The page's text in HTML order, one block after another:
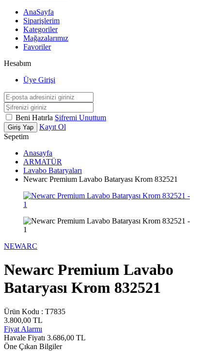
AnaSayfa
Siparişlerim
Kategoriler
Mağazalarımız
Favoriler
Hesabım
Üye Girişi
Beni Hatırla Şifremi Unuttum
Giriş Yap
Kayıt Ol
Sepetim
Anasayfa
ARMATÜR
Lavabo Bataryaları
Newarc Premium Lavabo Bataryası Krom 832521
NEWARC
Newarc Premium Lavabo
Bataryası Krom 832521
Ürün Kodu : T7835
3.800,00 TL
Fiyat Alarmı
Havale Fiyatı 3.686,00 TL
Öne Çıkan Bilgiler